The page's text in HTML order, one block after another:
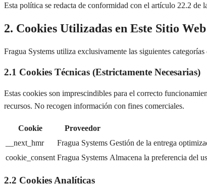
Esta política se redacta de conformidad con el artículo 22.2
2. Cookies Utilizadas en Este Sitio Web
Fragua Systems utiliza exclusivamente las siguientes categorías
2.1 Cookies Técnicas (Estrictamente Necesarias)
Estas cookies son imprescindibles para el correcto
recursos. No recogen información con fines comerciales.
Cookie Proveedor
__next_hmr
Fragua Systems Gestión de la entrega
cookie_consent Fragua Systems Almacena la preferencia del
2.2 Cookies Analíticas